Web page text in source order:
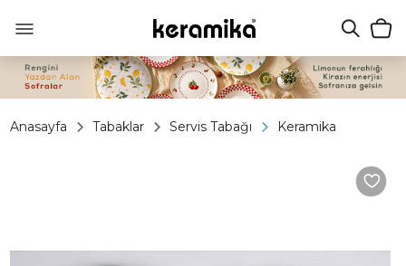
Anasayfa Tabaklar Servis Tabağı Keramika